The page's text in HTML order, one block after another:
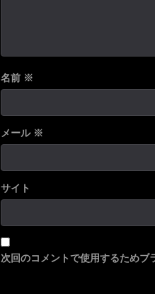
名前 ※
メール ※
サイト
次回のコメントで使用するためブ